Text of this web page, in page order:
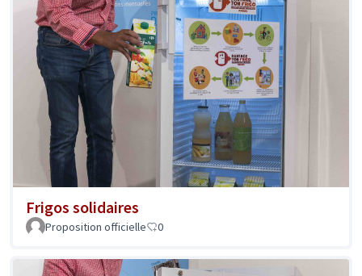
Frigos solidaires
Proposition officielle 0